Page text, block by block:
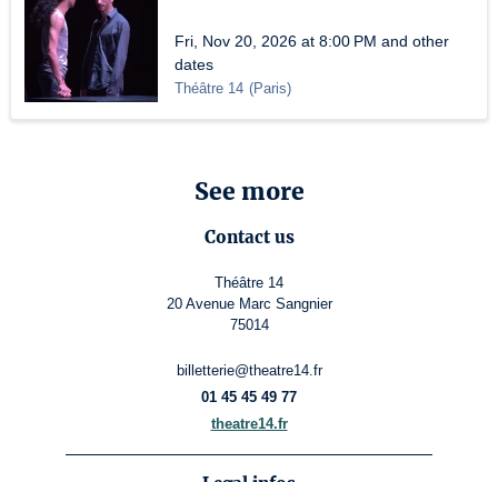
Fri, Nov 20, 2026 at 8:00 PM and other
dates
Théâtre 14 (Paris)
See more
Contact us
Théâtre 14
20 Avenue Marc Sangnier
75014
billetterie@theatre14.fr
01 45 45 49 77
theatre14.fr